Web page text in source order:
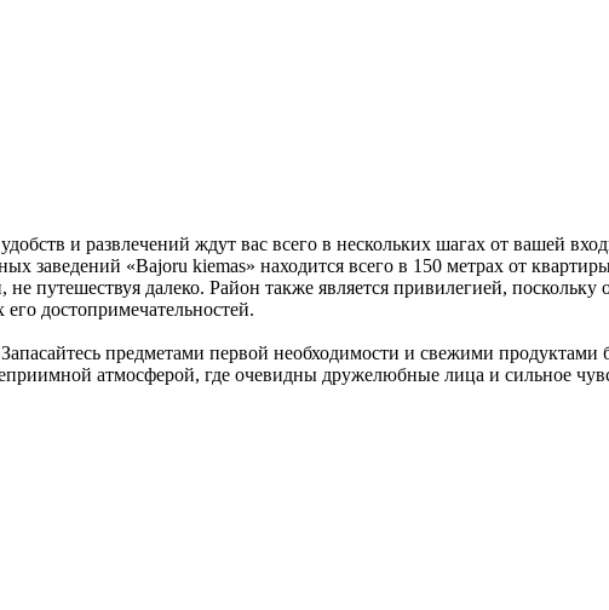
и развлечений ждут вас всего в нескольких шагах от вашей
заведений «Bajoru kiemas» находится всего в 150 метрах от
далеко. Район также является привилегией, поскольку
достопримечательностей.
предметами первой необходимости и свежими продуктами
атмосферой, где очевидны дружелюбные лица и сильное